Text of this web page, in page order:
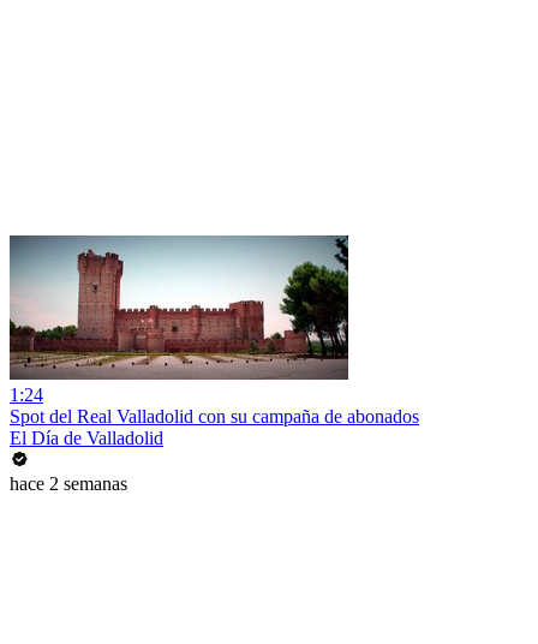
1:24
Spot del Real Valladolid con su campaña de abonados
El Día de Valladolid
hace 2 semanas